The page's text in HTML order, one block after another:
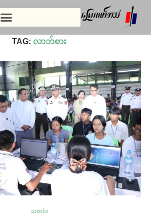
TAG: လာဘ်စား
သတင်း